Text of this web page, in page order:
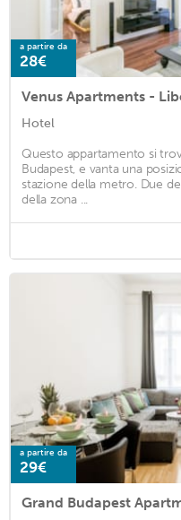
a partire da
28€
Venus Apartments -
Hotel
Questo appartamento si
Budapest, e vanta una
stazione della metro. Due
della zona ...
a partire da
29€
Grand Budapest